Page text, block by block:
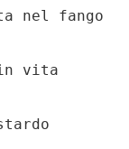
nel fango
in vita